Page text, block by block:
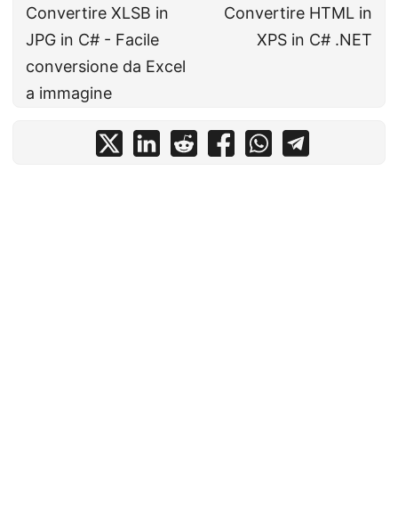
Convertire XLSB in
JPG in C# - Facile
conversione da Excel
a immagine
Convertire HTML in
XPS in C# .NET